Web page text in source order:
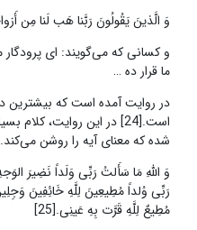
وَ الَّذینَ یَقُولُونَ رَبَّنا هَب لَنا مِن
و کسانی که می‌گویند: ای پرودگار
ما قرار ده …
در روایت آمده است که بیشترین
است.[24] در این روایت، کلام
شده که معنای آیه را روشن
وَ اللَّهِ مَا سَأَلتُ رَبِّی وَلَداً نَضِیرَ
رَبِّی وُلداً مُطِیعِینَ لِلَّهِ خَائِفِینَ
مُطِیعٌ لِلَّهِ قَرَّت بِهِ عَینِی.[25]